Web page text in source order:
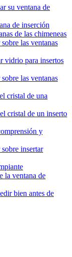
su ventana de
de inserción
de las chimeneas
las ventanas
vidrio para insertos
las ventanas
cristal de una
cristal de un inserto
y
insertar
la ventana de
bien antes de